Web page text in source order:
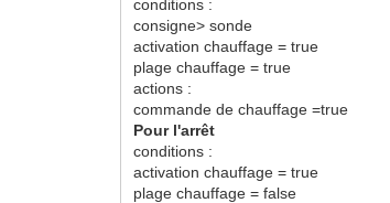
conditions :
consigne> sonde
activation chauffage = true
plage chauffage = true
actions :
commande de chauffage =true
Pour l'arrêt
conditions :
activation chauffage = true
plage chauffage = false